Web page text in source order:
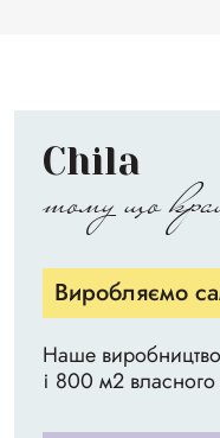
Chila
тому що
Виробляємо
Наше
і 800 м2